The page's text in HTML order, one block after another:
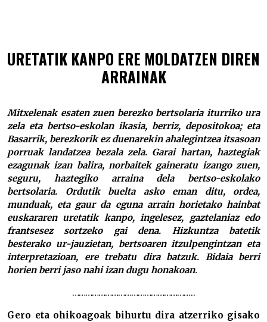
URETATIK KANPO ERE MOLDATZEN DIREN
ARRAINAK
Mitxelenak esaten zuen berezko bertsolaria iturriko ura
zela eta bertso-eskolan ikasia, berriz, depositokoa; eta
Basarrik, berezkorik ez duenarekin ahalegintzea itsasoan
porruak landatzea bezala zela. Garai hartan, haztegiak
ezagunak izan balira, norbaitek gaineratu izango zuen,
seguru, haztegiko arraina dela bertso-eskolako
bertsolaria. Ordutik buelta asko eman ditu, ordea,
munduak, eta gaur da eguna arrain horietako hainbat
euskararen uretatik kanpo, ingelesez, gaztelaniaz edo
frantsesez sortzeko gai dena. Hizkuntza batetik
besterako ur-jauzietan, bertsoaren itzulpengintzan eta
interpretazioan, ere trebatu dira batzuk. Bidaia berri
horien berri jaso nahi izan dugu honakoan.
………………………………………………..
Gero eta ohikoagoak bihurtu dira atzerriko gisako